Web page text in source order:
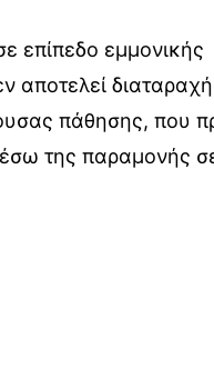
επίπεδο εμμονικής
αποτελεί
πάθησης, που
της παραμονής